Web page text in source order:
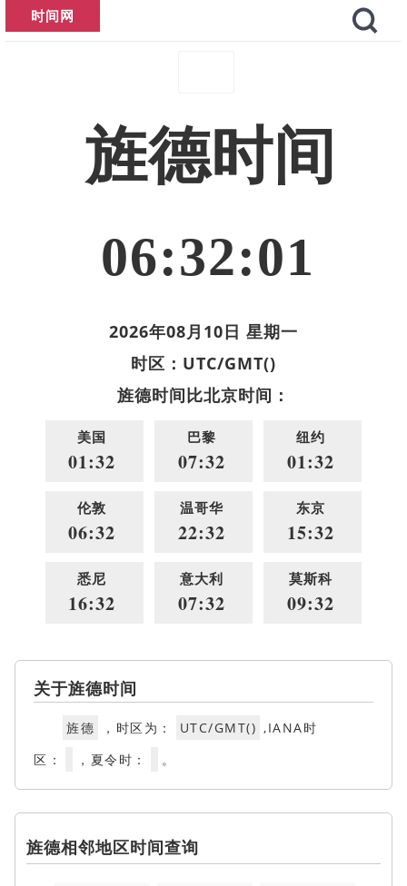
时间网
旌德时间
06:32:01
2026年08月10日 星期一
时区：UTC/GMT()
旌德时间比北京时间：
美国
01:32
巴黎
07:32
纽约
01:32
伦敦
06:32
温哥华
22:32
东京
15:32
悉尼
16:32
意大利
07:32
莫斯科
09:32
关于旌德时间
旌德 ，时区为： UTC/GMT() ,IANA时
区：
，夏令时： 。
旌德相邻地区时间查询